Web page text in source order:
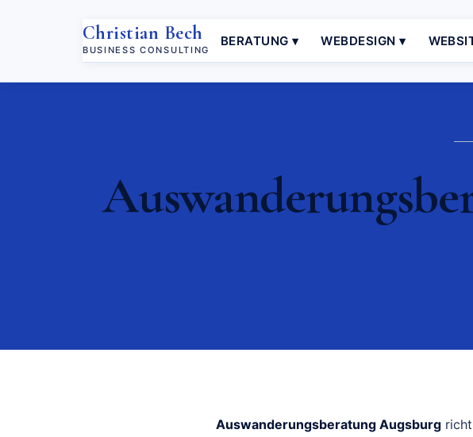
Christian Bech
BUSINESS CONSULTING
BERATUNG ▾ WEBDESIGN ▾
Auswanderungsberatung Augsburg